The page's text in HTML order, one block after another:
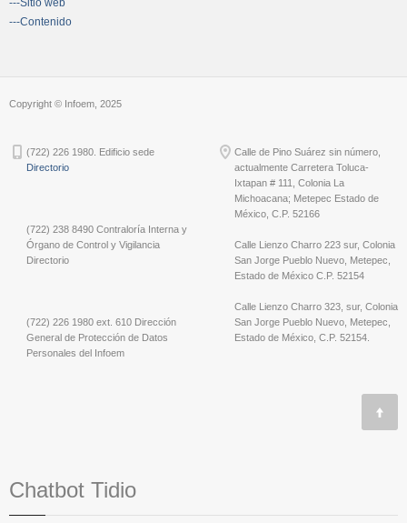
---Sitio web
---Contenido
Copyright © Infoem, 2025
(722) 226 1980. Edificio sede
Directorio
(722) 238 8490 Contraloría Interna y
Órgano de Control y Vigilancia
Directorio
(722) 226 1980 ext. 610 Dirección
General de Protección de Datos
Personales del Infoem
Calle de Pino Suárez sin número,
actualmente Carretera Toluca-
Ixtapan # 111, Colonia La
Michoacana; Metepec Estado de
México, C.P. 52166
Calle Lienzo Charro 223 sur, Colonia
San Jorge Pueblo Nuevo, Metepec,
Estado de México C.P. 52154
Calle Lienzo Charro 323, sur, Colonia
San Jorge Pueblo Nuevo, Metepec,
Estado de México, C.P. 52154.
Chatbot Tidio